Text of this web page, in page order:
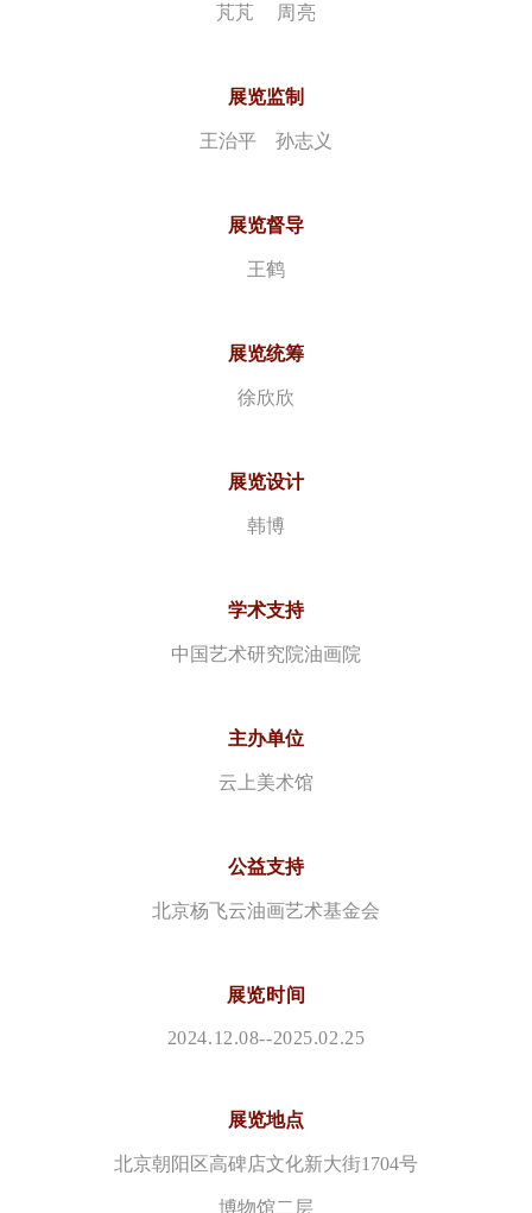
芃芃 周亮
展览监制
王治平 孙志义
展览督导
王鹤
展览统筹
徐欣欣
展览设计
韩博
学术支持
中国艺术研究院油画院
主办单位
云上美术馆
公益支持
北京杨飞云油画艺术基金会
展览时间
2024.12.08--2025.02.25
展览地点
北京朝阳区高碑店文化新大街1704号
博物馆二层